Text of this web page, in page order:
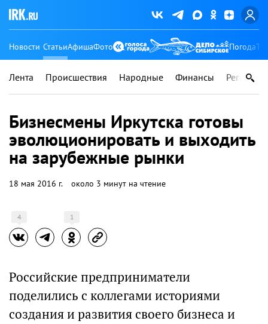
Новости СтатьиАфишаФото Погода
Лента Происшествия Народные Финансы Регионы
Бизнесмены Иркутска готовы
эволюционировать и выходить
на зарубежные рынки
18 мая 2016 г. около 3 минут на чтение
4 1
Российские предприниматели
поделились с коллегами историями
создания и развития своего бизнеса и